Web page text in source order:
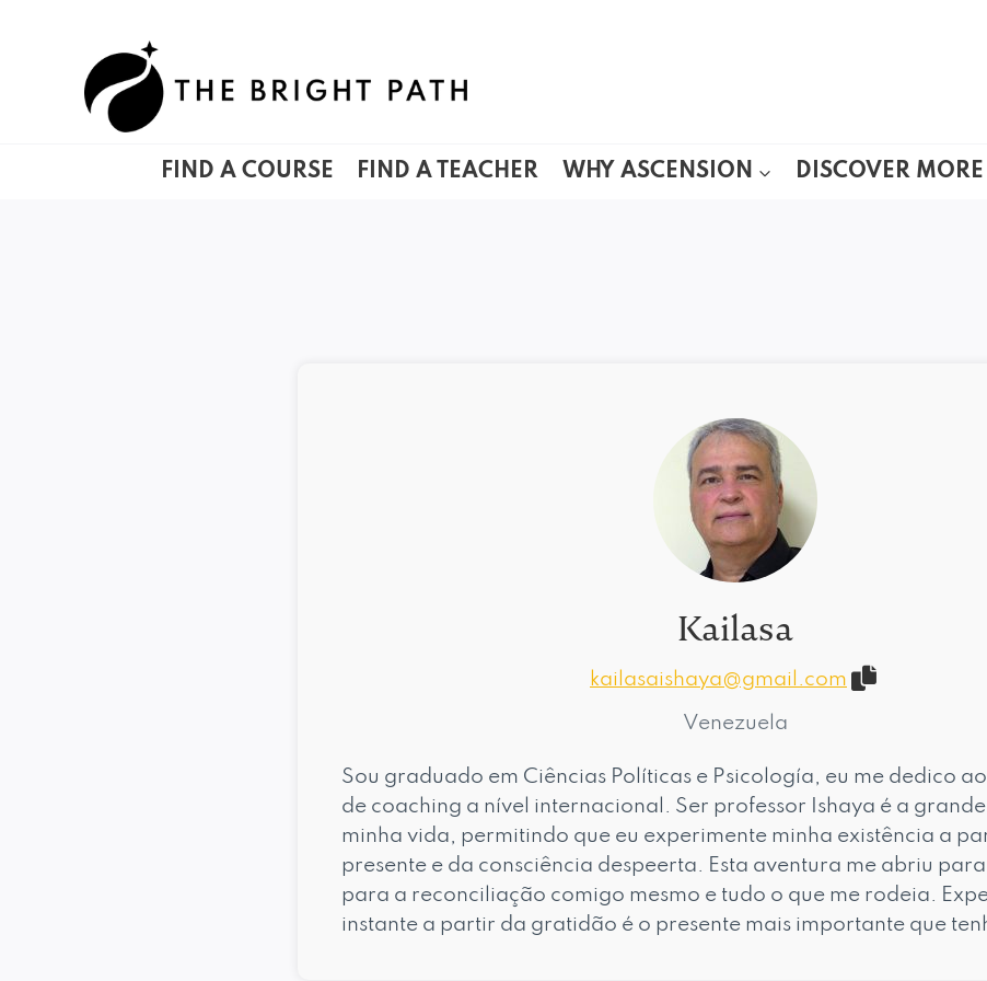
FIND A COURSE FIND A TEACHER WHY ASCENSION DISCOVER MORE
Kailasa
kailasaishaya@gmail.com
Venezuela
Sou graduado em Ciências Políticas e Psicología, eu me dedico
de coaching a nível internacional. Ser professor Ishaya é a
minha vida, permitindo que eu experimente minha existência a
presente e da consciência despeerta. Esta aventura me abriu
para a reconciliação comigo mesmo e tudo o que me rodeia.
instante a partir da gratidão é o presente mais importante que